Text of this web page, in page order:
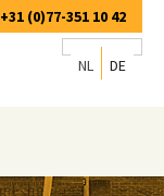
+31 (0)77-351 10 42
NL DE